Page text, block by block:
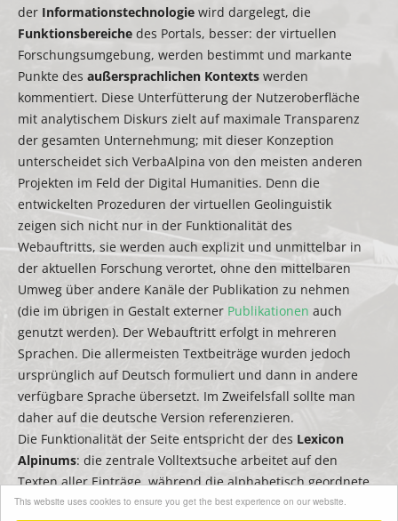
This website uses cookies to ensure you get the best experience on our website.
der Informationstechnologie wird dargelegt, die
Funktionsbereiche des Portals, besser: der virtuellen
Forschungsumgebung, werden bestimmt und markante
Punkte des außersprachlichen Kontexts werden
kommentiert. Diese Unterfütterung der Nutzeroberfläche
mit analytischem Diskurs zielt auf maximale Transparenz
der gesamten Unternehmung; mit dieser Konzeption
unterscheidet sich VerbaAlpina von den meisten anderen
Projekten im Feld der Digital Humanities. Denn die
entwickelten Prozeduren der virtuellen Geolinguistik
zeigen sich nicht nur in der Funktionalität des
Webauftritts, sie werden auch explizit und unmittelbar in
der aktuellen Forschung verortet, ohne den mittelbaren
Umweg über andere Kanäle der Publikation zu nehmen
(die im übrigen in Gestalt externer Publikationen auch
genutzt werden). Der Webauftritt erfolgt in mehreren
Sprachen. Die allermeisten Textbeiträge wurden jedoch
ursprünglich auf Deutsch formuliert und dann in andere
verfügbare Sprache übersetzt. Im Zweifelsfall sollte man
daher auf die deutsche Version referenzieren.
Die Funktionalität der Seite entspricht der des Lexicon
Alpinums: die zentrale Volltextsuche arbeitet auf den
Texten aller Einträge, während die alphabetisch geordnete
Seitenleiste zum Filtern bzw. zur schnellen Suche nach